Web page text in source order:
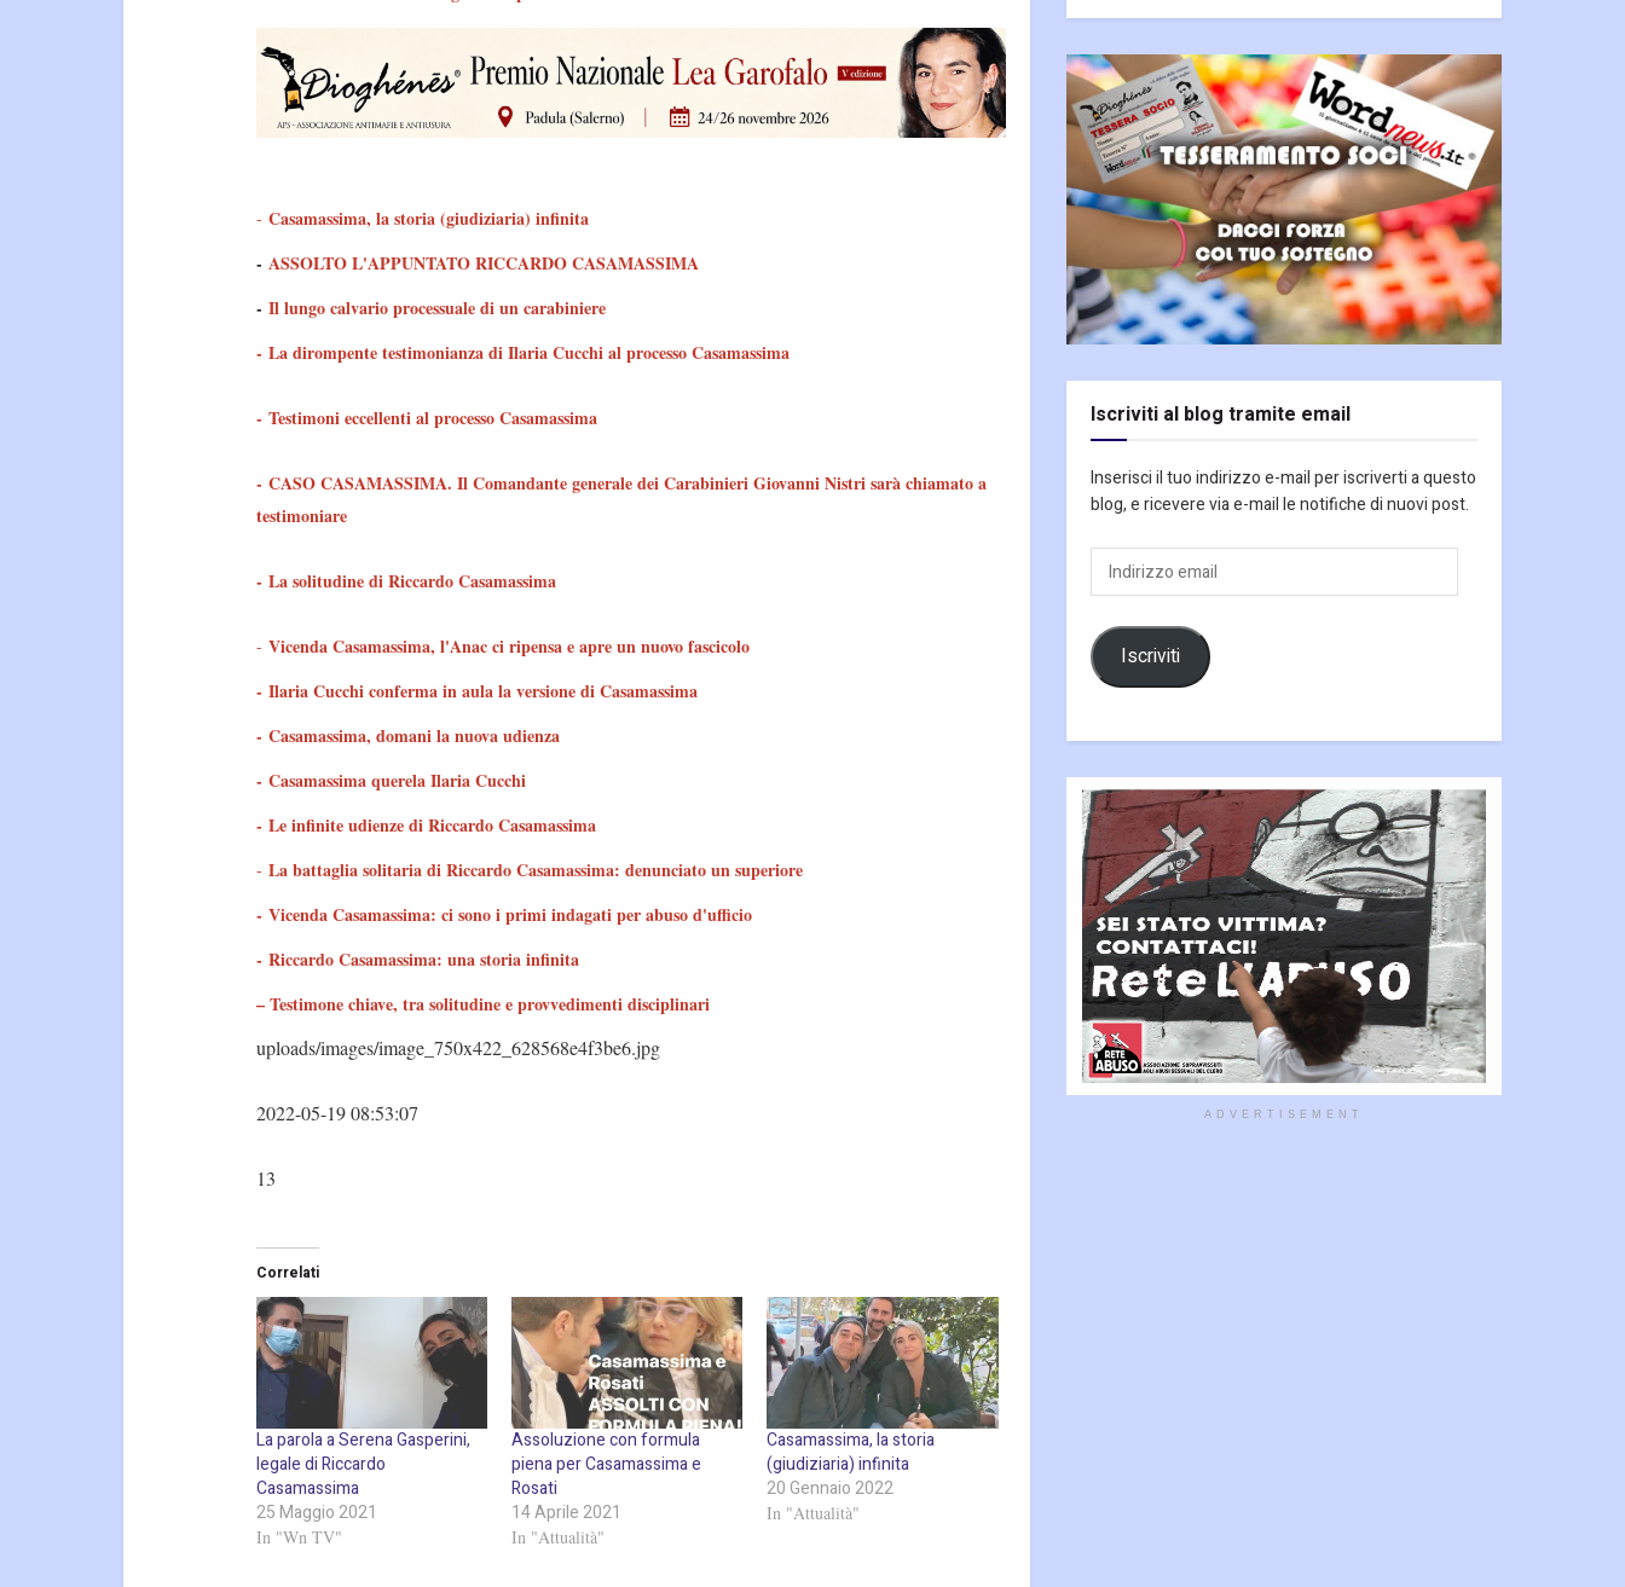
- Casamassima, la storia (giudiziaria) infinita
- ASSOLTO L'APPUNTATO RICCARDO CASAMASSIMA
- Il lungo calvario processuale di un carabiniere
- La dirompente testimonianza di Ilaria Cucchi al processo Casamassima
- Testimoni eccellenti al processo Casamassima
- CASO CASAMASSIMA. Il Comandante generale dei Carabinieri Giovanni Nistri sarà chiamato a
testimoniare
- La solitudine di Riccardo Casamassima
- Vicenda Casamassima, l'Anac ci ripensa e apre un nuovo fascicolo
- Ilaria Cucchi conferma in aula la versione di Casamassima
- Casamassima, domani la nuova udienza
- Casamassima querela Ilaria Cucchi
- Le infinite udienze di Riccardo Casamassima
- La battaglia solitaria di Riccardo Casamassima: denunciato un superiore
- Vicenda Casamassima: ci sono i primi indagati per abuso d'ufficio
- Riccardo Casamassima: una storia infinita
– Testimone chiave, tra solitudine e provvedimenti disciplinari
uploads/images/image_750x422_628568e4f3be6.jpg
2022-05-19 08:53:07
13
Correlati
La parola a Serena Gasperini,
legale di Riccardo
Casamassima
25 Maggio 2021
In "Wn TV"
Assoluzione con formula
piena per Casamassima e
Rosati
14 Aprile 2021
In "Attualità"
Casamassima, la storia
(giudiziaria) infinita
20 Gennaio 2022
In "Attualità"
Iscriviti al blog tramite email
Inserisci il tuo indirizzo e-mail per iscriverti a questo
blog, e ricevere via e-mail le notifiche di nuovi post.
Indirizzo
email
Iscriviti
ADVERTISEMENT